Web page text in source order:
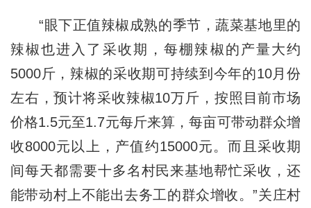
“眼下正值辣椒成熟的季节，蔬菜基地里的
辣椒也进入了采收期，每棚辣椒的产量大约
5000斤，辣椒的采收期可持续到今年的10月份
左右，预计将采收辣椒10万斤，按照目前市场
价格1.5元至1.7元每斤来算，每亩可带动群众增
收8000元以上，产值约15000元。而且采收期
间每天都需要十多名村民来基地帮忙采收，还
能带动村上不能出去务工的群众增收。”关庄村